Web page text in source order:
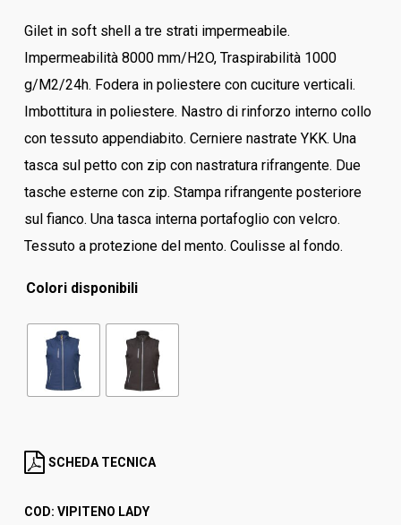
Gilet in soft shell a tre strati impermeabile.
Impermeabilità 8000 mm/H2O, Traspirabilità 1000
g/M2/24h. Fodera in poliestere con cuciture verticali.
Imbottitura in poliestere. Nastro di rinforzo interno collo
con tessuto appendiabito. Cerniere nastrate YKK. Una
tasca sul petto con zip con nastratura rifrangente. Due
tasche esterne con zip. Stampa rifrangente posteriore
sul fianco. Una tasca interna portafoglio con velcro.
Tessuto a protezione del mento. Coulisse al fondo.
Colori disponibili
SCHEDA TECNICA
COD: VIPITENO LADY